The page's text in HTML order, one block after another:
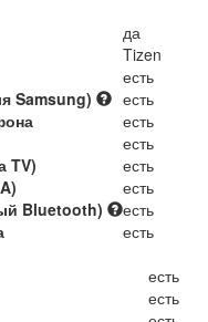
да
Tizen
есть
Samsung)
есть
есть
есть
TV)
есть
есть
Bluetooth)
есть
есть
есть
есть